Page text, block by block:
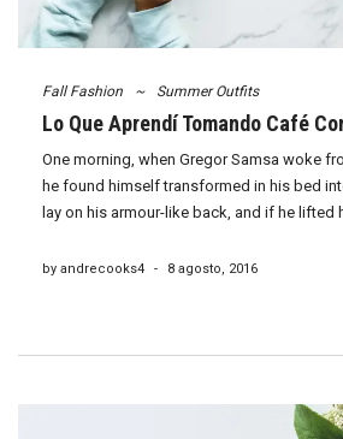
Fall Fashion ~ Summer Outfits
Lo Que Aprendí Tomando Café
One morning, when Gregor Samsa woke
he found himself transformed in his bed
lay on his armour-like back, and if he lifted
by andrecooks4 - 8 agosto, 2016